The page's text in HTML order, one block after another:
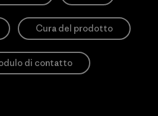
Cura del prodotto
di contatto